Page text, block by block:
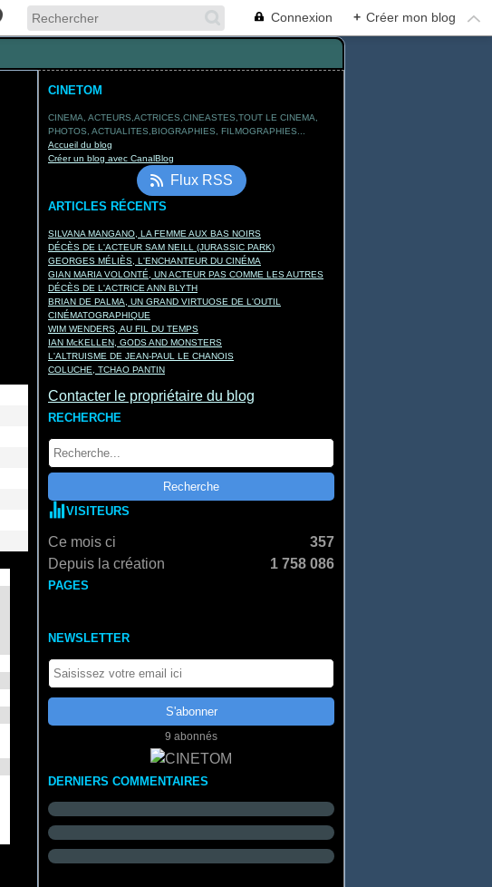
Connexion + Créer mon blog
CINETOM
CINEMA, ACTEURS,ACTRICES,CINEASTES,TOUT LE CINEMA,
PHOTOS, ACTUALITES,BIOGRAPHIES, FILMOGRAPHIES...
Accueil du blog
Créer un blog avec CanalBlog
Flux RSS
ARTICLES RÉCENTS
SILVANA MANGANO, LA FEMME AUX BAS NOIRS
DÉCÈS DE L'ACTEUR SAM NEILL (JURASSIC PARK)
GEORGES MÉLIÈS, L'ENCHANTEUR DU CINÉMA
GIAN MARIA VOLONTÉ, UN ACTEUR PAS COMME LES AUTRES
DÉCÈS DE L'ACTRICE ANN BLYTH
BRIAN DE PALMA, UN GRAND VIRTUOSE DE L'OUTIL
CINÉMATOGRAPHIQUE
WIM WENDERS, AU FIL DU TEMPS
IAN McKELLEN, GODS AND MONSTERS
L'ALTRUISME DE JEAN-PAUL LE CHANOIS
COLUCHE, TCHAO PANTIN
Contacter le propriétaire du blog
RECHERCHE
VISITEURS
Ce mois ci
357
Depuis la création
1 758 086
PAGES
NEWSLETTER
9 abonnés
DERNIERS COMMENTAIRES